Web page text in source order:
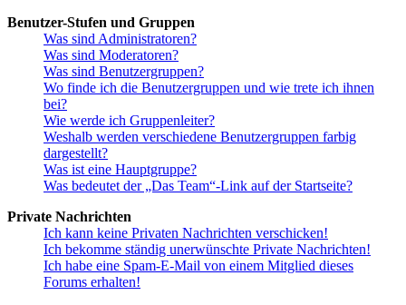
Benutzer-Stufen und Gruppen
Was sind Administratoren?
Was sind Moderatoren?
Was sind Benutzergruppen?
Wo finde ich die Benutzergruppen und wie trete ich ihnen
bei?
Wie werde ich Gruppenleiter?
Weshalb werden verschiedene Benutzergruppen farbig
dargestellt?
Was ist eine Hauptgruppe?
Was bedeutet der „Das Team“-Link auf der Startseite?
Private Nachrichten
Ich kann keine Privaten Nachrichten verschicken!
Ich bekomme ständig unerwünschte Private Nachrichten!
Ich habe eine Spam-E-Mail von einem Mitglied dieses
Forums erhalten!